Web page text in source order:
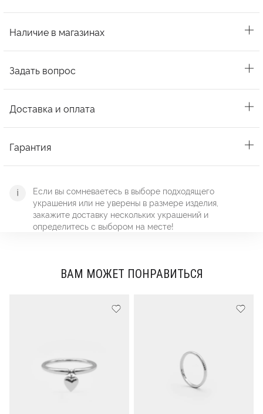
Наличие в магазинах
Задать вопрос
Доставка и оплата
Гарантия
Если вы сомневаетесь в выборе подходящего
украшения или не уверены в размере изделия,
закажите доставку нескольких украшений и
определитесь с выбором на месте!
ВАМ МОЖЕТ ПОНРАВИТЬСЯ